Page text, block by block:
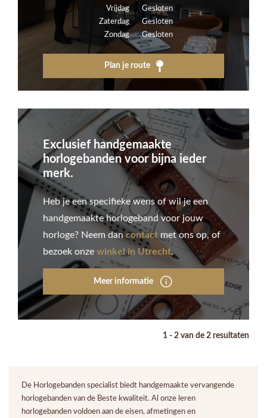
Vrijdag
Gesloten
Zaterdag
Gesloten
Zondag
Gesloten
Plan je route
Exclusief handgemaakte
horlogebanden voor bijna ieder
merk.
Heb je een specifieke wens of wil je een
handgemaakte horlogeband voor jouw
horloge? Neem dan contactmet ons op, of
bezoek onze winkel in Utrecht.
Meer informatie
1 - 2 van de 2 resultaten
De Horlogebanden specialist biedt handgemaakte vervangende
horlogebanden van de Beste kwaliteit. Al onze leren
horlogebanden voldoen aan de eisen, afmetingen en